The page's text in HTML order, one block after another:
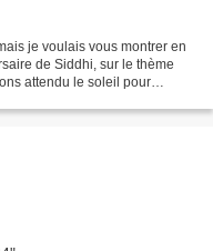
je voulais vous montrer en
de Siddhi, sur le thème
attendu le soleil pour